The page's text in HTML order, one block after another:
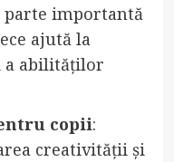
parte importantă
ajută la
a abilităților
copii:
creativității și